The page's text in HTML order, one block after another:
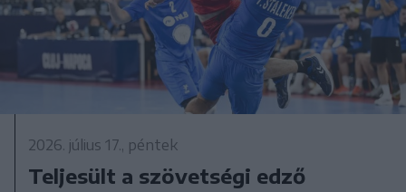
2026. július 17., péntek
Teljesült a szövetségi edző